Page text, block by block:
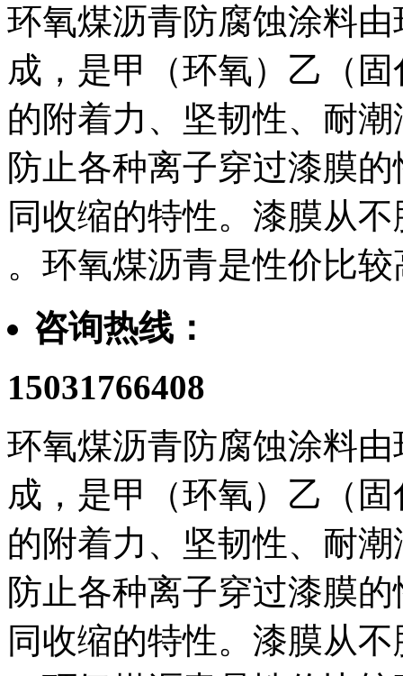
环氧煤沥青防腐蚀涂料
成，是甲（环氧）乙（
的附着力、坚韧性、耐
防止各种离子穿过漆膜
同收缩的特性。漆膜从
。环氧煤沥青是性价比
咨询热线：
15031766408
环氧煤沥青防腐蚀涂料
成，是甲（环氧）乙（
的附着力、坚韧性、耐
防止各种离子穿过漆膜
同收缩的特性。漆膜从